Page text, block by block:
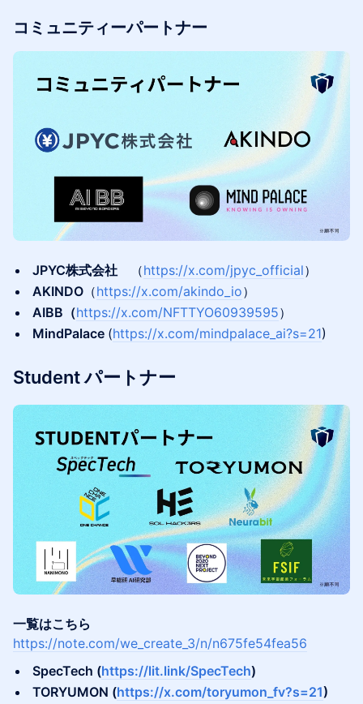
コミュニティーパートナー
JPYC株式会社 （https://x.com/jpyc_official）
AKINDO （https://x.com/akindo_io）
AIBB（https://x.com/NFTTYO60939595）
MindPalace (https://x.com/mindpalace_ai?s=21)
Student パートナー
一覧はこちら
https://note.com/we_create_3/n/n675fe54fea56
SpecTech (https://lit.link/SpecTech)
​TORYUMON (https://x.com/toryumon_fv?s=21)